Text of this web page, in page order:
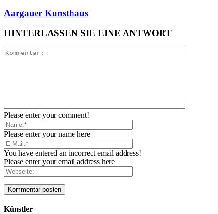
Aargauer Kunsthaus
HINTERLASSEN SIE EINE ANTWORT
Please enter your comment!
Please enter your name here
You have entered an incorrect email address!
Please enter your email address here
Künstler